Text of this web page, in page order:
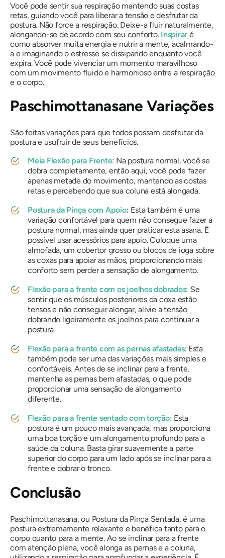
Você pode sentir sua respiração mantendo suas costas
retas, guiando você para liberar a tensão e desfrutar da
postura. Não force a respiração. Deixe-a fluir naturalmente,
alongando-se de acordo com seu conforto. Inspirar é
como absorver muita energia e nutrir a mente, acalmando-
a e imaginando o estresse se dissipando enquanto você
expira. Você pode vivenciar um momento maravilhoso
com um movimento fluido e harmonioso entre a respiração
e o corpo.
Paschimottanasane Variações
São feitas variações para que todos possam desfrutar da
postura e usufruir de seus benefícios.
Meia Flexão para Frente: Na postura normal, você se
dobra completamente, então aqui, você pode fazer
apenas metade do movimento, mantendo as costas
retas e percebendo que sua coluna está alongada.
Postura da Pinça com Apoio: Esta também é uma
variação confortável para quem não consegue fazer a
postura normal, mas ainda quer praticar esta asana. É
possível usar acessórios para apoio. Coloque uma
almofada, um cobertor grosso ou blocos de ioga sobre
as coxas para apoiar as mãos, proporcionando mais
conforto sem perder a sensação de alongamento.
Flexão para a frente com os joelhos dobrados: Se
sentir que os músculos posteriores da coxa estão
tensos e não conseguir alongar, alivie a tensão
dobrando ligeiramente os joelhos para continuar a
postura.
Flexão para a frente com as pernas afastadas: Esta
também pode ser uma das variações mais simples e
confortáveis. Antes de se inclinar para a frente,
mantenha as pernas bem afastadas, o que pode
proporcionar uma sensação de alongamento
diferente.
Flexão para a frente sentado com torção: Esta
postura é um pouco mais avançada, mas proporciona
uma boa torção e um alongamento profundo para a
saúde da coluna. Basta girar suavemente a parte
superior do corpo para um lado após se inclinar para a
frente e dobrar o tronco.
Conclusão
Paschimottanasana, ou Postura da Pinça Sentada, é uma
postura extremamente relaxante e benéfica tanto para o
corpo quanto para a mente. Ao se inclinar para a frente
com atenção plena, você alonga as pernas e a coluna,